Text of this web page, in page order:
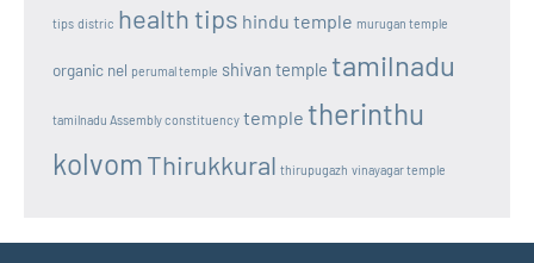
tips distric health tips hindu temple murugan temple
organic nel perumal temple shivan temple tamilnadu
tamilnadu Assembly constituency temple therinthu
kolvomThirukkural thirupugazh vinayagar temple